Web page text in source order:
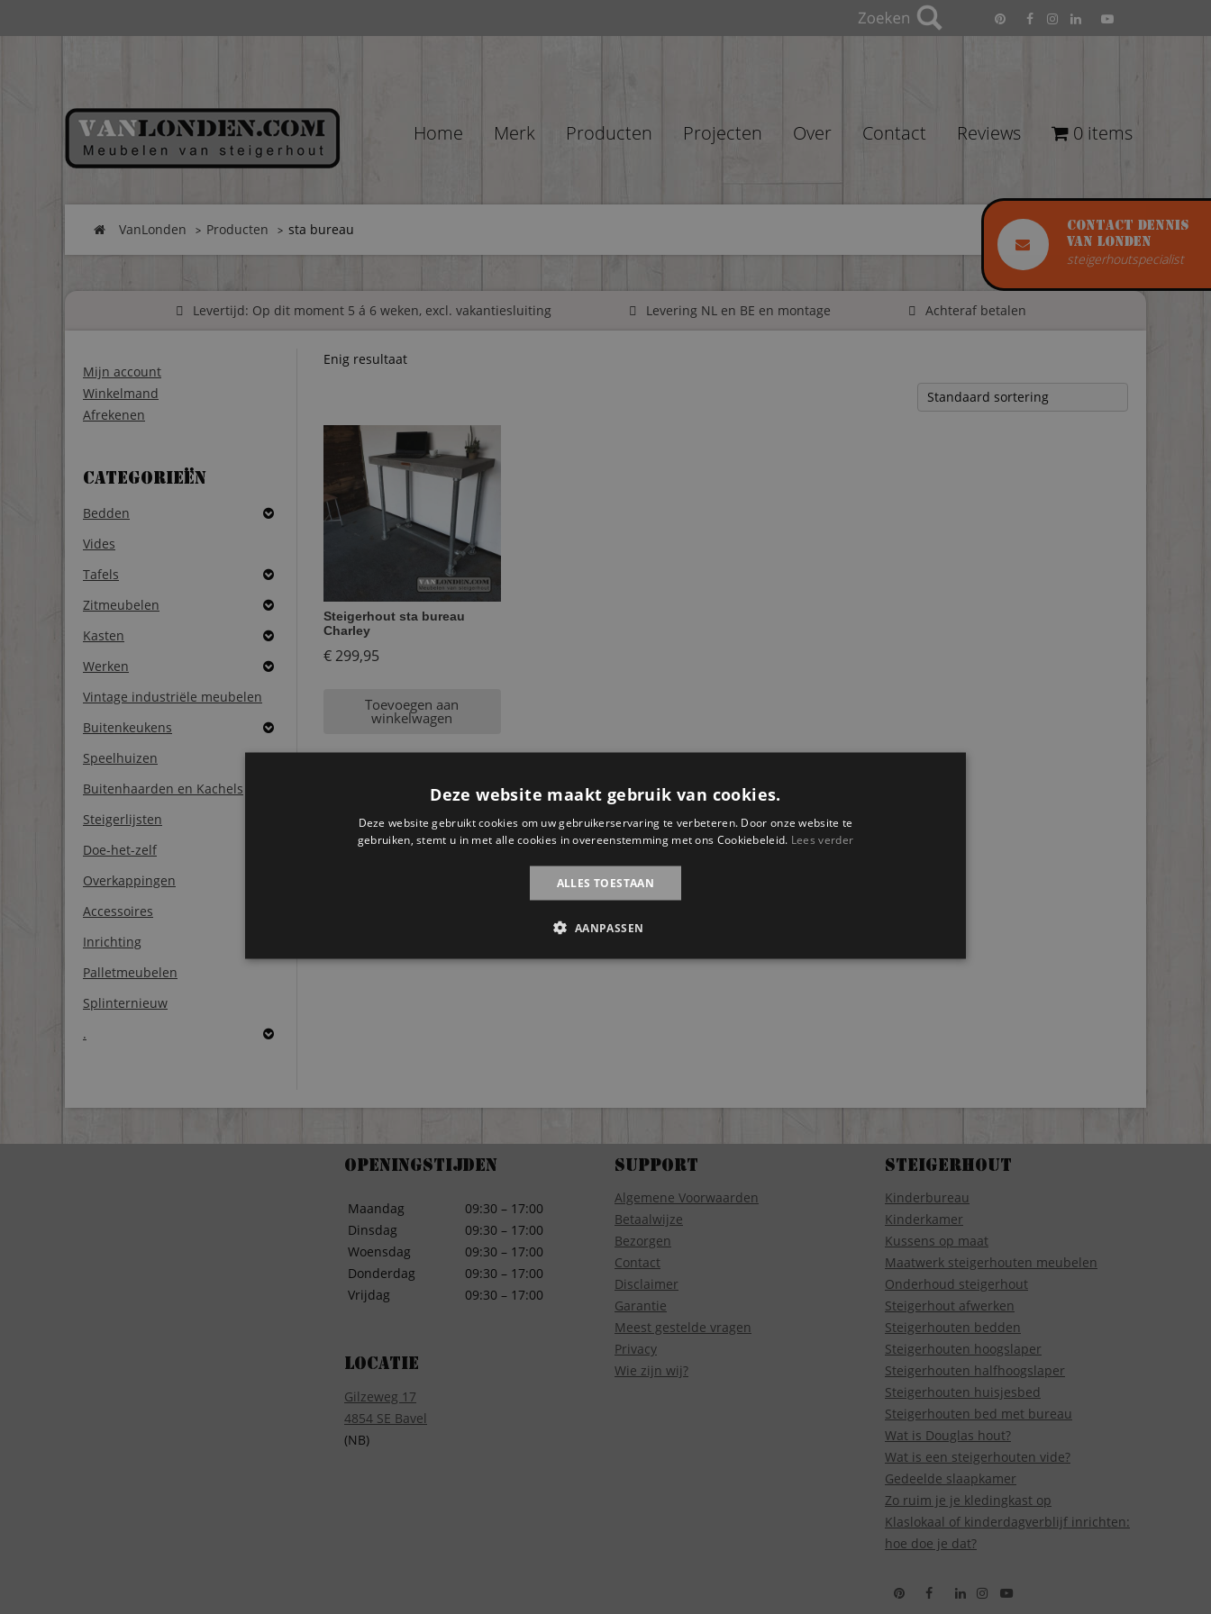
Contact Dennis
van Londen
steigerhoutspecialist
Home Merk Producten Projecten Over Contact Reviews 0 items
VanLonden Producten sta bureau
Levertijd: Op dit moment 5 á 6 weken, excl. vakantiesluiting Levering NL en BE en montage Achteraf betalen
Mijn account
Winkelmand
Afrekenen
Categorieën
Bedden
Vides
Tafels
Zitmeubelen
Kasten
Werken
Vintage industriële meubelen
Buitenkeukens
Speelhuizen
Buitenhaarden en Kachels
Steigerlijsten
Doe-het-zelf
Overkappingen
Accessoires
Inrichting
Palletmeubelen
Splinternieuw
.
Enig resultaat
Steigerhout sta bureau
Charley
€299,95
Toevoegen aan
winkelwagen
Openingstijden
Maandag
Dinsdag
Woensdag
Donderdag
Vrijdag
09:30 – 17:00
09:30 – 17:00
09:30 – 17:00
09:30 – 17:00
09:30 – 17:00
Locatie
Gilzeweg 17
4854 SE Bavel
(NB)
Support
Algemene Voorwaarden
Betaalwijze
Bezorgen
Contact
Disclaimer
Garantie
Meest gestelde vragen
Privacy
Wie zijn wij?
Steigerhout
Kinderbureau
Kinderkamer
Kussens op maat
Maatwerk steigerhouten meubelen
Onderhoud steigerhout
Steigerhout afwerken
Steigerhouten bedden
Steigerhouten hoogslaper
Steigerhouten halfhoogslaper
Steigerhouten huisjesbed
Steigerhouten bed met bureau
Wat is Douglas hout?
Wat is een steigerhouten vide?
Gedeelde slaapkamer
Zo ruim je je kledingkast op
Klaslokaal of kinderdagverblijf inrichten:
hoe doe je dat?
Deze website maakt gebruik van cookies.
Deze website gebruikt cookies om uw gebruikerservaring te verbeteren. Door onze website te
gebruiken, stemt u in met alle cookies in overeenstemming met ons Cookiebeleid. Lees verder
ALLES TOESTAAN
AANPASSEN